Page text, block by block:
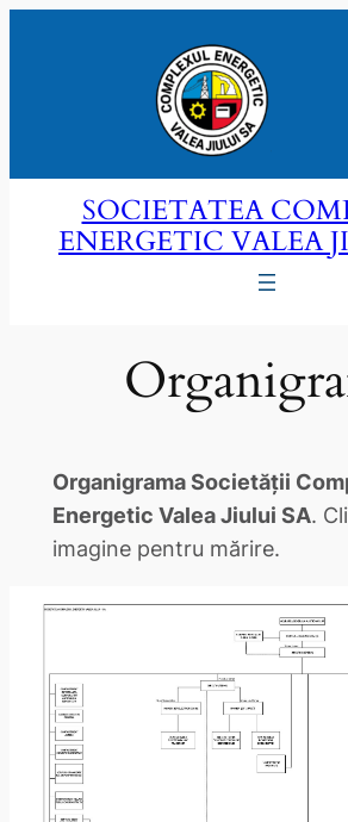
SOCIETATEA
ENERGETIC VALEA
Organigrama Societății
Energetic Valea Jiului SA.
imagine pentru mărire.